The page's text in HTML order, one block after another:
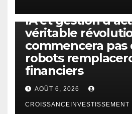
IA et gestion
véritable
commencera pas
robots
financiers
AOÛT 6, 2026
CROISSANCEINVESTISSEMENT